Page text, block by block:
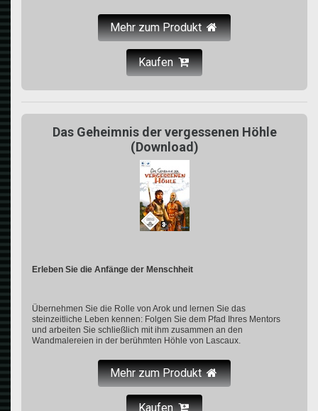
Mehr zum Produkt
Kaufen
Das Geheimnis der vergessenen Höhle
(Download)
Erleben Sie die Anfänge der Menschheit
Übernehmen Sie die Rolle von Arok und lernen Sie das
steinzeitliche Leben kennen: Folgen Sie dem Pfad Ihres Mentors
und arbeiten Sie schließlich mit ihm zusammen an den
Wandmalereien in der berühmten Höhle von Lascaux.
Mehr zum Produkt
Kaufen